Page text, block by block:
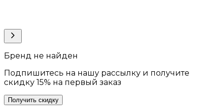
Бренд не найден
Подпишитесь на нашу рассылку и получите
скидку 15% на первый заказ
Получить скидку